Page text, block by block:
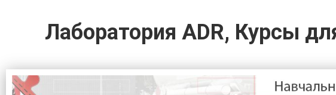
Лаборатория ADR, Курсы